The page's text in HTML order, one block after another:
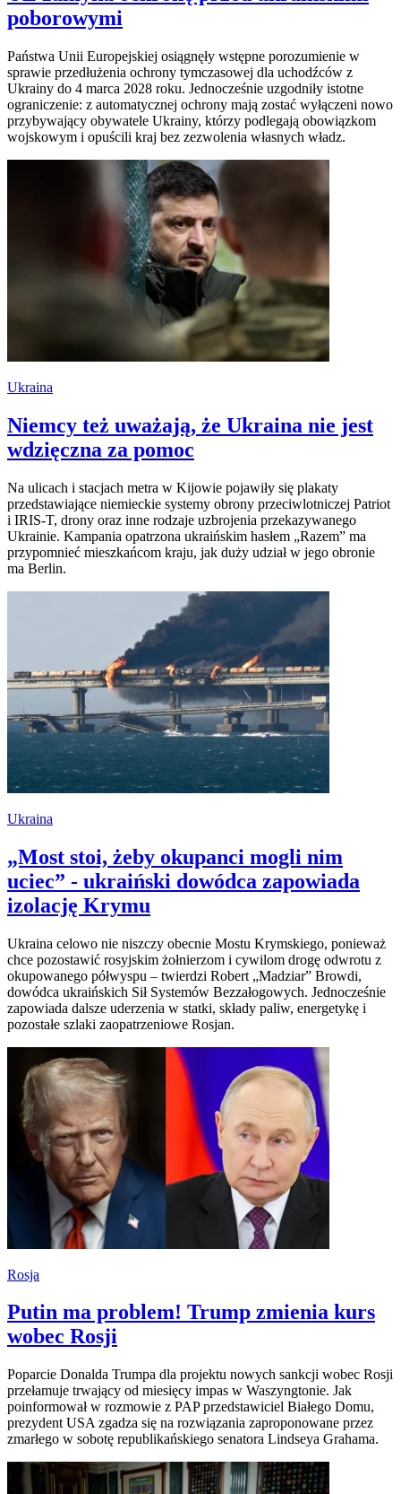
poborowymi
Państwa Unii Europejskiej osiągnęły wstępne porozumienie w
sprawie przedłużenia ochrony tymczasowej dla uchodźców z
Ukrainy do 4 marca 2028 roku. Jednocześnie uzgodniły istotne
ograniczenie: z automatycznej ochrony mają zostać wyłączeni nowo
przybywający obywatele Ukrainy, którzy podlegają obowiązkom
wojskowym i opuścili kraj bez zezwolenia własnych władz.
Ukraina
Niemcy też uważają, że Ukraina nie jest
wdzięczna za pomoc
Na ulicach i stacjach metra w Kijowie pojawiły się plakaty
przedstawiające niemieckie systemy obrony przeciwlotniczej Patriot
i IRIS-T, drony oraz inne rodzaje uzbrojenia przekazywanego
Ukrainie. Kampania opatrzona ukraińskim hasłem „Razem” ma
przypomnieć mieszkańcom kraju, jak duży udział w jego obronie
ma Berlin.
Ukraina
„Most stoi, żeby okupanci mogli nim
uciec” - ukraiński dowódca zapowiada
izolację Krymu
Ukraina celowo nie niszczy obecnie Mostu Krymskiego, ponieważ
chce pozostawić rosyjskim żołnierzom i cywilom drogę odwrotu z
okupowanego półwyspu – twierdzi Robert „Madziar” Browdi,
dowódca ukraińskich Sił Systemów Bezzałogowych. Jednocześnie
zapowiada dalsze uderzenia w statki, składy paliw, energetykę i
pozostałe szlaki zaopatrzeniowe Rosjan.
Rosja
Putin ma problem! Trump zmienia kurs
wobec Rosji
Poparcie Donalda Trumpa dla projektu nowych sankcji wobec Rosji
przełamuje trwający od miesięcy impas w Waszyngtonie. Jak
poinformował w rozmowie z PAP przedstawiciel Białego Domu,
prezydent USA zgadza się na rozwiązania zaproponowane przez
zmarłego w sobotę republikańskiego senatora Lindseya Grahama.